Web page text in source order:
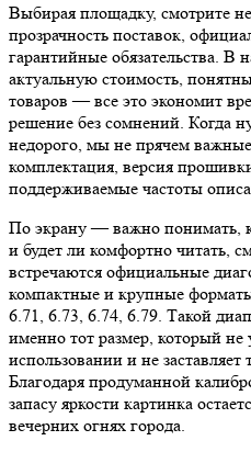
Выбирая площадку, смотрите
прозрачность поставок,
гарантийные обязательства. В
актуальную стоимость,
товаров — все это экономит
решение без сомнений. Когда
недорого, мы не прячем
комплектация, версия
поддерживаемые частоты
По экрану — важно понимать,
и будет ли комфортно читать,
встречаются официальные
компактные и крупные
6.71, 6.73, 6.74, 6.79. Такой
именно тот размер, который
использовании и не заставляет
Благодаря продуманной
запасу яркости картинка
вечерних огнях города.